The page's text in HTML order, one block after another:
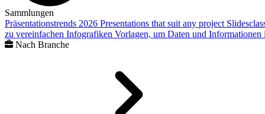
Sammlungen
Präsentationstrends 2026 Presentations that suit any project
zu vereinfachen Infografiken Vorlagen, um Daten und
Nach Branche